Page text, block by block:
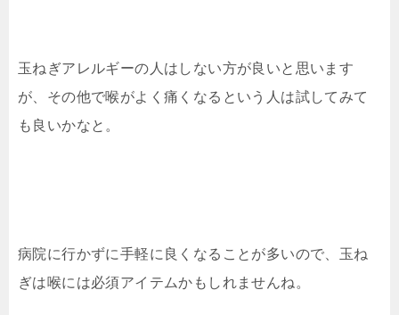
玉ねぎアレルギーの人はしない方が良いと思います
が、その他で喉がよく痛くなるという人は試してみて
も良いかなと。
病院に行かずに手軽に良くなることが多いので、玉ね
ぎは喉には必須アイテムかもしれませんね。